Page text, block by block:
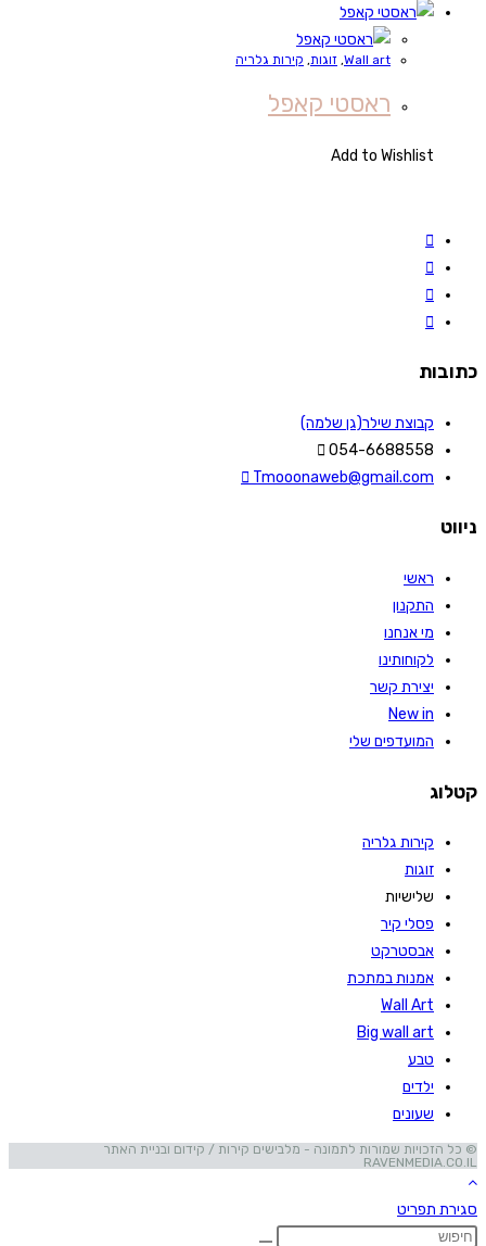
Wall art
, זוגות, קירות גלריה
ראסטי קאפל
Add to Wishlist
כתובות
קבוצת שילר(גן שלמה)
054-6688558
Tmooonaweb@gmail.com
ניווט
ראשי
התקנון
מי אנחנו
לקוחותינו
יצירת קשר
New in
המועדפים שלי
קטלוג
קירות גלריה
זוגות
שלישיות
פסלי קיר
אבסטרקט
אמנות במתכת
Wall Art
Big wall art
טבע
ילדים
שעונים
© כל הזכויות שמורות לתמונה - מלבישים קירות / קידום ובניית האתר
RAVENMEDIA.CO.IL
סגירת תפריט